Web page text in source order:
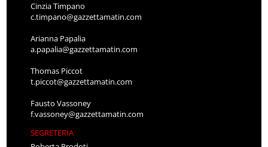
Cinzia Timpano
c.timpano@gazzettamatin.com
Arianna Papalia
a.papalia@gazzettamatin.com
Thomas Piccot
t.piccot@gazzettamatin.com
Fausto Vassoney
f.vassoney@gazzettamatin.com
SEGRETERIA